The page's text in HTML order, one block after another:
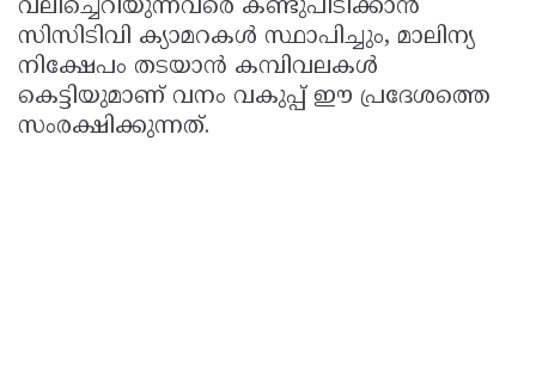
വലിച്ചെറിയുന്നവരെ കണ്ടുപിടിക്കാൻ
സിസിടിവി ക്യാമറകൾ സ്ഥാപിച്ചും, മാലിന്യ
നിക്ഷേപം തടയാൻ കമ്പിവലകൾ
കെട്ടിയുമാണ് വനം വകുപ്പ് ഈ പ്രദേശത്തെ
സംരക്ഷിക്കുന്നത്.